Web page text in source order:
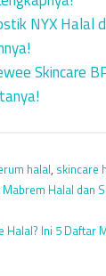
NYX Halal
Skincare
halal, skincare
Halal dan
Halal? Ini 5 Daftar